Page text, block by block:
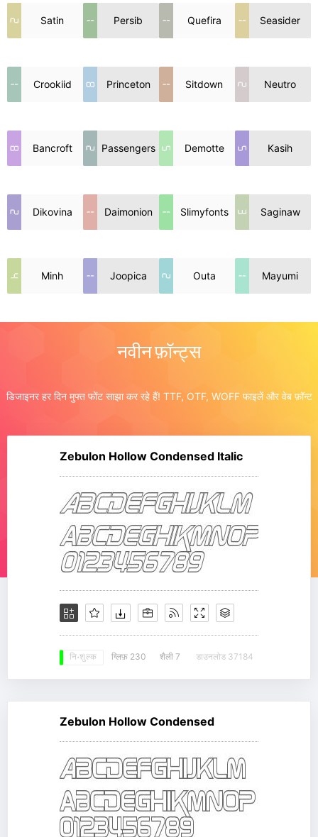
2 Satin Persib Quefira Seasider
Crookiid 8 Princeton Sitdown 2 Neutro
8 Bancroft 2 Passengers 5 Demotte 5 Kasih
2 Dikovina Daimonion Slimyfonts 3 Saginaw
4 Minh Joopica 2 Outa Mayumi
नवीन फ़ॉन्ट्स
डिजाइनर हर दिन मुफ्त फोंट साझा कर रहे हैं! TTF, OTF, WOFF फाइलें और वेब फ़ॉन्ट
Zebulon Hollow Condensed Italic
नि: शुल्क ग्लिफ़ 230 शैली 7 डाउनलोड 37184
Zebulon Hollow Condensed